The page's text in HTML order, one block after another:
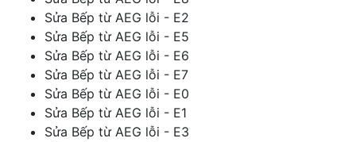
Sửa Bếp từ AEG lỗi - E2
Sửa Bếp từ AEG lỗi - E5
Sửa Bếp từ AEG lỗi - E6
Sửa Bếp từ AEG lỗi - E7
Sửa Bếp từ AEG lỗi - E0
Sửa Bếp từ AEG lỗi - E1
Sửa Bếp từ AEG lỗi - E3